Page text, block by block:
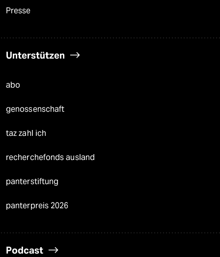
Presse
Unterstützen
abo
genossenschaft
taz zahl ich
recherchefonds ausland
panterstiftung
panterpreis 2026
Podcast